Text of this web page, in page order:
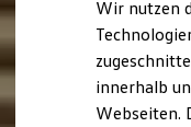
Laden
Laden
Batterie
Wir nutzen
innerhalb
Webseiten.